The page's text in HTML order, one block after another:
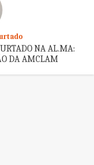
NA AL.MA:
DA AMCLAM